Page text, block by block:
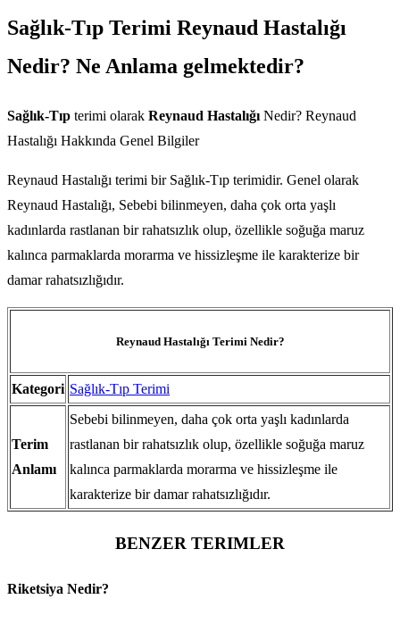
Sağlık-Tıp Terimi Reynaud Hastalığı
Nedir? Ne Anlama gelmektedir?
Sağlık-Tıp terimi olarak Reynaud Hastalığı Nedir? Reynaud
Hastalığı Hakkında Genel Bilgiler
Reynaud Hastalığı terimi bir Sağlık-Tıp terimidir. Genel olarak
Reynaud Hastalığı, Sebebi bilinmeyen, daha çok orta yaşlı
kadınlarda rastlanan bir rahatsızlık olup, özellikle soğuğa maruz
kalınca parmaklarda morarma ve hissizleşme ile karakterize bir
damar rahatsızlığıdır.
Reynaud Hastalığı Terimi Nedir?
Kategori Sağlık-Tıp Terimi
Terim
Anlamı
Sebebi bilinmeyen, daha çok orta yaşlı kadınlarda
rastlanan bir rahatsızlık olup, özellikle soğuğa maruz
kalınca parmaklarda morarma ve hissizleşme ile
karakterize bir damar rahatsızlığıdır.
BENZER TERIMLER
Riketsiya Nedir?